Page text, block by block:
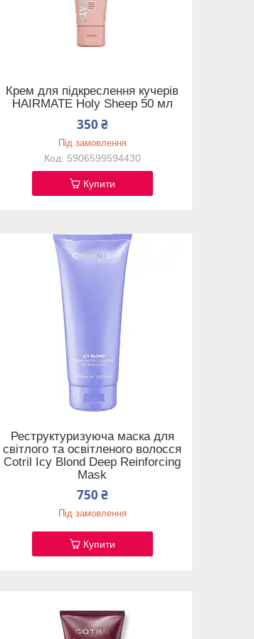
Крем для підкреслення кучерів
HAIRMATE Holy Sheep 50 мл
350 ₴
Під замовлення
5906599594430
Купити
Реструктуризуюча маска для
світлого та освітленого волосся
Cotril Icy Blond Deep Reinforcing
Mask
750 ₴
Під замовлення
Купити